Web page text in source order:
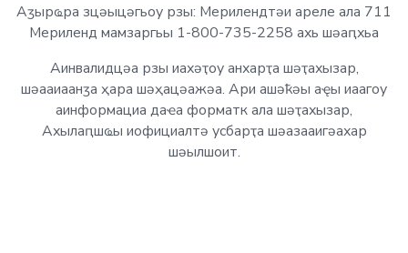
Аӡырҩра зцәыцәгьоу рзы: Мерилендтәи ареле ала 711
Мериленд мамзаргьы 1-800-735-2258 ахь шәаԥхьа
Аинвалидцәа рзы иахәҭоу анхарҭа шәҭахызар,
шәааиаанӡа ҳара шәҳацәажәа. Ари ашәҟәы аҿы иаагоу
аинформациа даҽа форматк ала шәҭахызар,
Ахылаԥшҩы иофициалтә усбарҭа шәазааигәахар
шәылшоит.